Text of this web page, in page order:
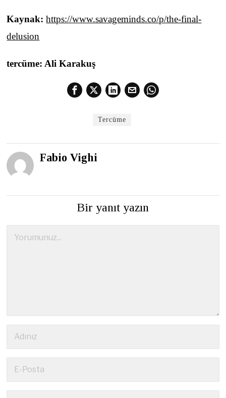
Kaynak: https://www.savageminds.co/p/the-final-
delusion
tercüme: Ali Karakuş
Tercüme
Fabio Vighi
Bir yanıt yazın